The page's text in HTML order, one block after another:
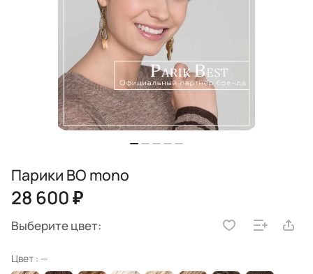
Парики BO mono
28 600 ₽
Выберите цвет:
Цвет : —